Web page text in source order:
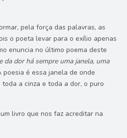
pela força das palavras, as
o poeta levar para o exílio apenas
enuncia no último poema deste
da dor há sempre uma janela, uma
poesia é essa janela de onde
a cinza e toda a dor, o puro
livro que nos faz acreditar na